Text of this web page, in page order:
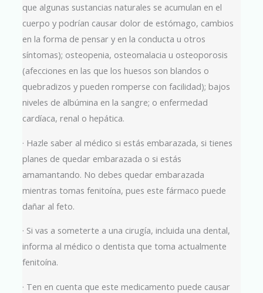
que algunas sustancias naturales se acumulan en el
cuerpo y podrían causar dolor de estómago, cambios
en la forma de pensar y en la conducta u otros
síntomas); osteopenia, osteomalacia u osteoporosis
(afecciones en las que los huesos son blandos o
quebradizos y pueden romperse con facilidad); bajos
niveles de albúmina en la sangre; o enfermedad
cardíaca, renal o hepática.
· Hazle saber al médico si estás embarazada, si tienes
planes de quedar embarazada o si estás
amamantando. No debes quedar embarazada
mientras tomas fenitoína, pues este fármaco puede
dañar al feto.
· Si vas a someterte a una cirugía, incluida una dental,
informa al médico o dentista que toma actualmente
fenitoína.
· Ten en cuenta que este medicamento puede causar